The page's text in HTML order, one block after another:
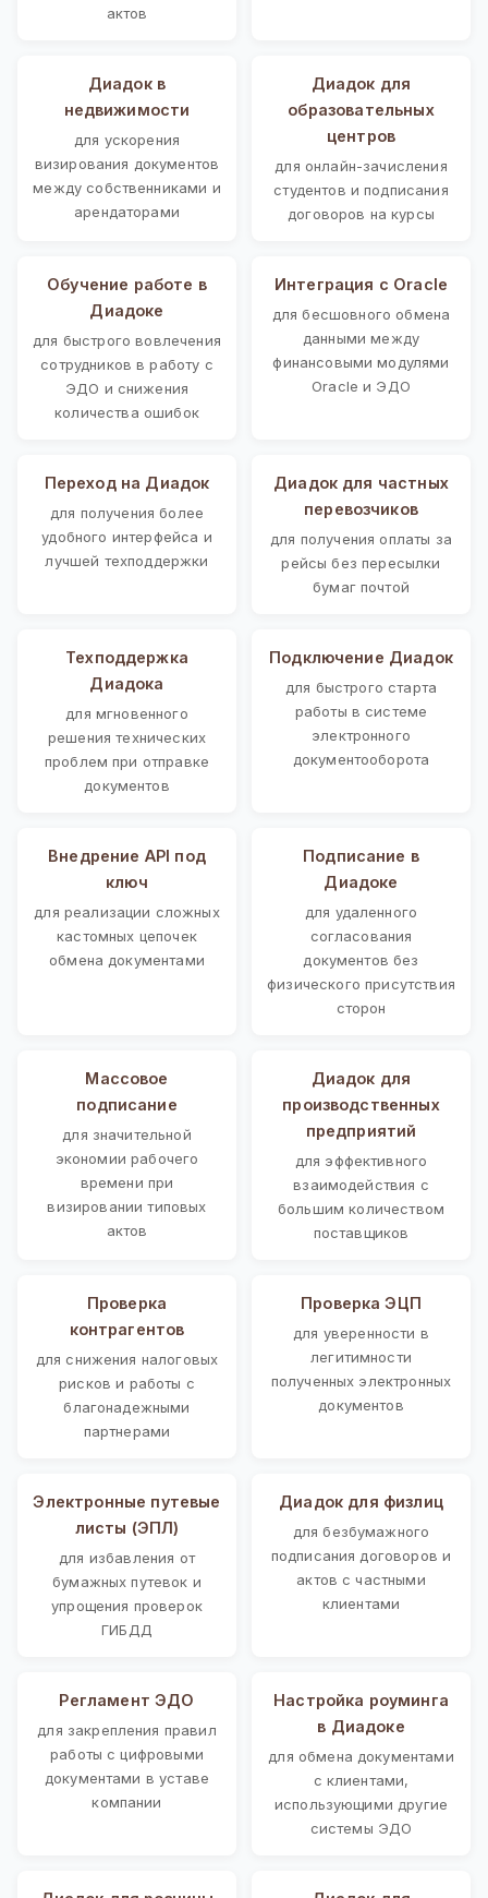
актов
Диадок в
недвижимости
для ускорения
визирования документов
между собственниками и
арендаторами
Диадок для
образовательных
центров
для онлайн-зачисления
студентов и подписания
договоров на курсы
Обучение работе в
Диадоке
для быстрого вовлечения
сотрудников в работу с
ЭДО и снижения
количества ошибок
Интеграция с Oracle
для бесшовного обмена
данными между
финансовыми модулями
Oracle и ЭДО
Переход на Диадок
для получения более
удобного интерфейса и
лучшей техподдержки
Диадок для частных
перевозчиков
для получения оплаты за
рейсы без пересылки
бумаг почтой
Техподдержка
Диадока
для мгновенного
решения технических
проблем при отправке
документов
Подключение Диадок
для быстрого старта
работы в системе
электронного
документооборота
Внедрение API под
ключ
для реализации сложных
кастомных цепочек
обмена документами
Подписание в
Диадоке
для удаленного
согласования
документов без
физического присутствия
сторон
Массовое
подписание
для значительной
экономии рабочего
времени при
визировании типовых
актов
Диадок для
производственных
предприятий
для эффективного
взаимодействия с
большим количеством
поставщиков
Проверка
контрагентов
для снижения налоговых
рисков и работы с
благонадежными
партнерами
Проверка ЭЦП
для уверенности в
легитимности
полученных электронных
документов
Электронные путевые
листы (ЭПЛ)
для избавления от
бумажных путевок и
упрощения проверок
ГИБДД
Диадок для физлиц
для безбумажного
подписания договоров и
актов с частными
клиентами
Регламент ЭДО
для закрепления правил
работы с цифровыми
документами в уставе
компании
Настройка роуминга
в Диадоке
для обмена документами
с клиентами,
использующими другие
системы ЭДО